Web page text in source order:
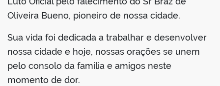
Oliveira Bueno, pioneiro de nossa cidade.
Sua vida foi dedicada a trabalhar e desenvolver
nossa cidade e hoje, nossas orações se unem
pelo consolo da família e amigos neste
momento de dor.